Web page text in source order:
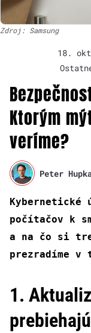
Zdroj: Samsung
18.
Ktorým
veríme?
Peter
Kybernetické
počítačov k
a na čo si
prezradíme v
1.